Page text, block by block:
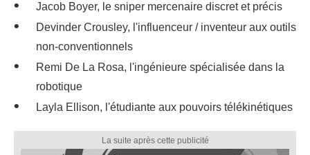
Jacob Boyer, le sniper mercenaire discret et précis
Devinder Crousley, l'influenceur / inventeur aux outils
non-conventionnels
Remi De La Rosa, l'ingénieure spécialisée dans la
robotique
Layla Ellison, l'étudiante aux pouvoirs télékinétiques